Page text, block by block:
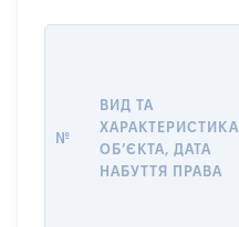
№
ВИД ТА
ХАРАКТЕРИСТИКА
ОБʼЄКТА, ДАТА
НАБУТТЯ ПРАВА